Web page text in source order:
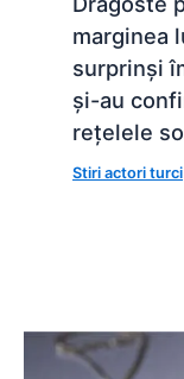
marginea
surprinși
și-au
rețelele
Stiri actori turci